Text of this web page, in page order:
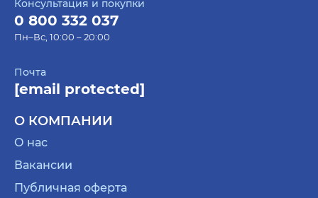
Консультация и покупки
0 800 332 037
Пн–Вс, 10:00 – 20:00
Почта
[email protected]
О КОМПАНИИ
О нас
Вакансии
Публичная оферта